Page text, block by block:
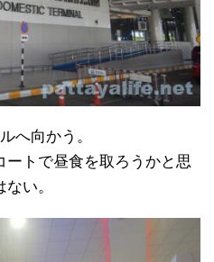
へ向かう。
ートで昼食を取ろうかと思
い。